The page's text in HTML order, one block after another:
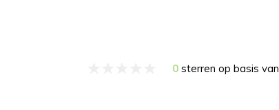
0 sterren op basis van